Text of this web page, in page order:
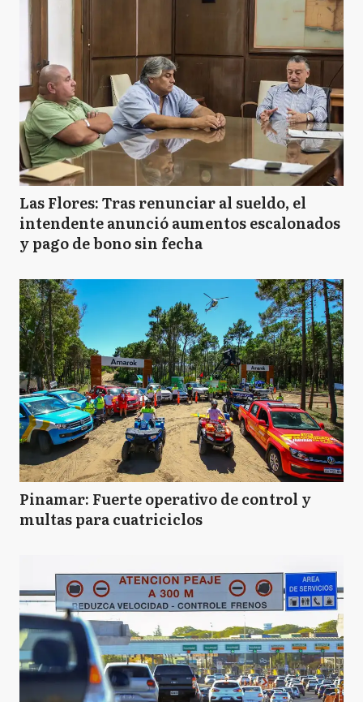
Las Flores: Tras renunciar al sueldo, el
intendente anunció aumentos escalonados
y pago de bono sin fecha
Pinamar: Fuerte operativo de control y
multas para cuatriciclos